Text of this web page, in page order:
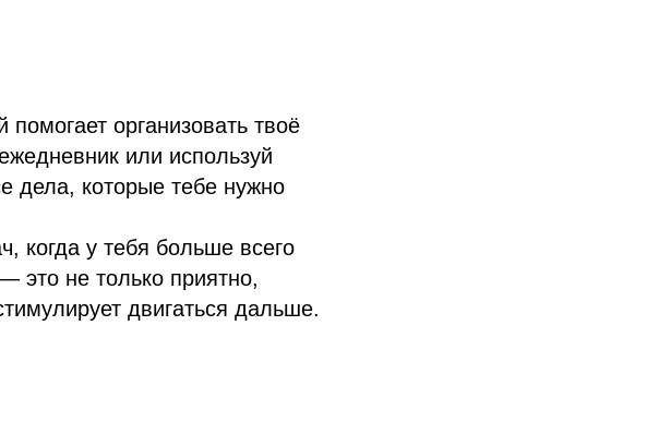
организовать твоё
или используй
дела, которые тебе нужно
когда у тебя больше всего
это не только приятно,
двигаться дальше.